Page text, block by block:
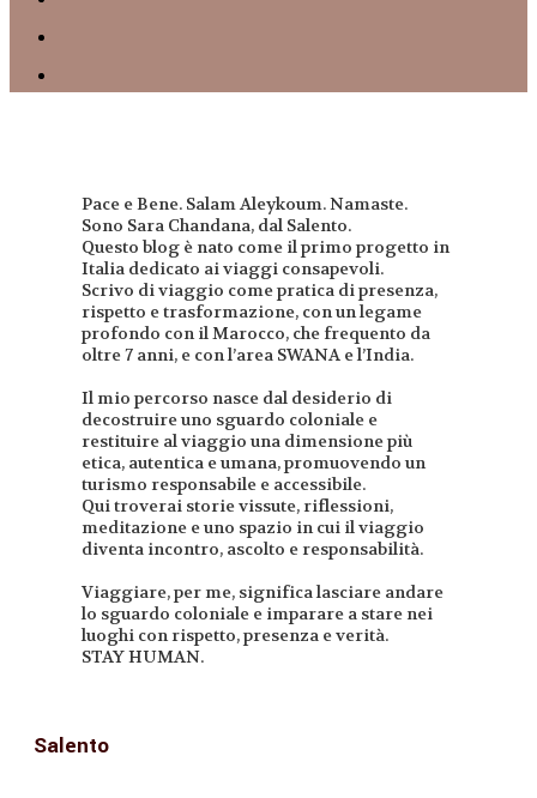
Pace e Bene. Salam Aleykoum. Namaste.
Sono Sara Chandana, dal Salento.
Questo blog è nato come il primo progetto in
Italia dedicato ai viaggi consapevoli.
Scrivo di viaggio come pratica di presenza,
rispetto e trasformazione, con un legame
profondo con il Marocco, che frequento da
oltre 7 anni, e con l’area SWANA e l’India.
Il mio percorso nasce dal desiderio di
decostruire uno sguardo coloniale e
restituire al viaggio una dimensione più
etica, autentica e umana, promuovendo un
turismo responsabile e accessibile.
Qui troverai storie vissute, riflessioni,
meditazione e uno spazio in cui il viaggio
diventa incontro, ascolto e responsabilità.
Viaggiare, per me, significa lasciare andare
lo sguardo coloniale e imparare a stare nei
luoghi con rispetto, presenza e verità.
STAY HUMAN.
Salento